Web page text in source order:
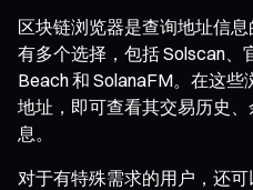
区块链浏览器是查询地址信
有多个选择，包括 Solscan、
Beach 和 SolanaFM。在这
地址，即可查看其交易历史
息。
对于有特殊需求的用户，还